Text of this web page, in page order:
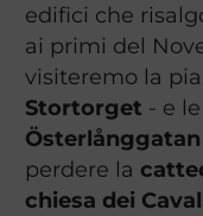
edifici che
ai primi del
visiteremo la
Stortorget - e
Österlånggatan
perdere la
chiesa dei